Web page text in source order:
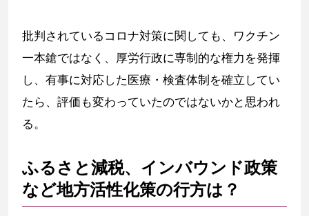
批判されているコロナ対策に関しても、ワクチン
一本鎗ではなく、厚労行政に専制的な権力を発揮
し、有事に対応した医療・検査体制を確立してい
たら、評価も変わっていたのではないかと思われ
る。
ふるさと減税、インバウンド政策
など地方活性化策の行方は？